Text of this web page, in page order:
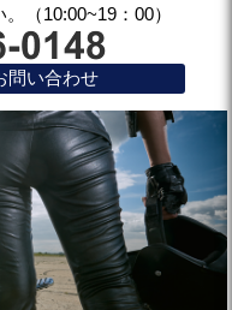
（10:00~19：00）
問い合わせ